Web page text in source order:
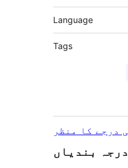
Language
Tags
درجے کا منظر
درجہ بندیاں